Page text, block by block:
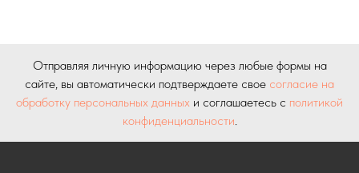
Отправляя личную информацию через любые формы на
сайте, вы автоматически подтверждаете свое согласие на
обработку персональных данных и соглашаетесь с политикой
конфиденциальности.